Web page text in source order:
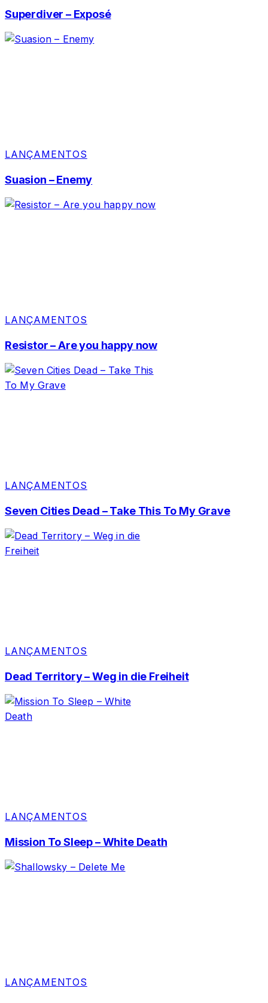
Superdiver – Exposé
LANÇAMENTOS
Suasion – Enemy
LANÇAMENTOS
Resistor – Are you happy now
LANÇAMENTOS
Seven Cities Dead – Take This To My Grave
LANÇAMENTOS
Dead Territory – Weg in die Freiheit
LANÇAMENTOS
Mission To Sleep – White Death
LANÇAMENTOS